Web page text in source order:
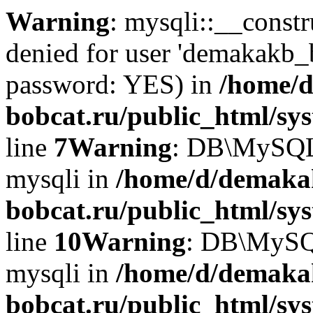
Warning:
denied for user
password: YES) in /home/
bobcat.ru/public_html/
line 7Warning:
mysqli in /home/d/
bobcat.ru/public_html/
line 10Warning:
mysqli in /home/d/
bobcat.ru/public_html/